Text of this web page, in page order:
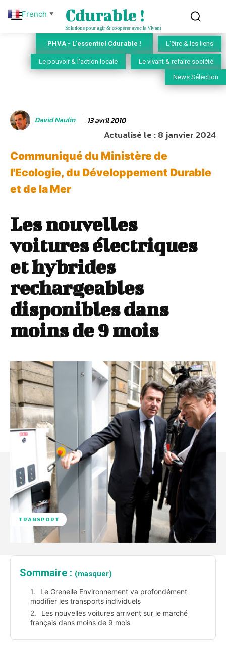
Cdurable !
Solutions pour agir & coopérer avec le Vivant
PHVA - L'essentiel Cdurable ! L'être & les liens
Le pouvoir & l'action locale Le vivant & refaire société
News Sélection
David Naulin 13 avril 2010
Actualisé le :8 janvier 2024
Communiqué du Ministère de
l'Ecologie, du Développement Durable
et de la Mer
Les nouvelles
voitures électriques
et hybrides
rechargeables
disponibles dans
moins de 9 mois
TRANSPORT
Sommaire : (masquer)
Le Grenelle Environnement va profondément
modifier les transports individuels
Les nouvelles voitures arrivent sur le marché
français dans moins de 9 mois
French ▼